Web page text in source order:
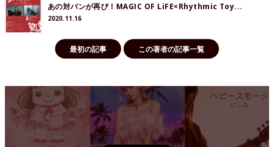
あの対バンが再び！MAGIC OF LiFE×Rhythmic Toy...
2020.11.16
最初の記事 この著者の記事一覧